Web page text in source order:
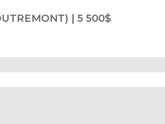
| 5 500$